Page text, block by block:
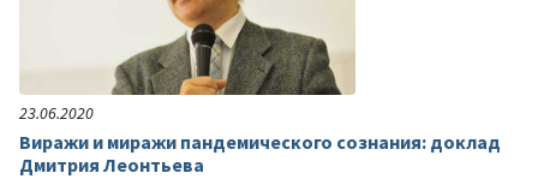
23.06.2020
Виражи и миражи пандемического сознания: доклад
Дмитрия Леонтьева